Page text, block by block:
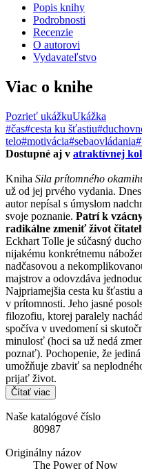
Popis knihy
Podrobnosti
Recenzie
O autorovi
Vydavateľstvo
Viac o knihe
Pozrieť ukážkuUkážka
#čas#cesta ku šťastiu
telo#motivácia#sebaovládania
Dostupné aj v atraktívnej
Kniha Sila prítomného
už od jej prvého vydania.
autor nepísal s úmyslom
svoje poznanie. Patrí k
radikálne zmeniť život
Eckhart Tolle je súčasný
nijakému konkrétnemu
nadčasovou a
majstrov a odovzdáva
Najpriamejšia cesta ku šťastiu
v prítomnosti. Jeho jasné
filozofiu, ktorej paralely
spočíva v uvedomení si
minulosť (hoci sa už nedá
poznať). Pochopenie, že
umožňuje zbaviť sa
prijať život.
Čítať viac
Naše katalógové číslo
80987
Originálny názov
The Power of Now